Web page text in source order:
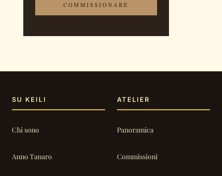
COMMISSIONARE
SU KEILI
Chi sono
Anno Tanaro
ATELIER
Panoramica
Commissioni